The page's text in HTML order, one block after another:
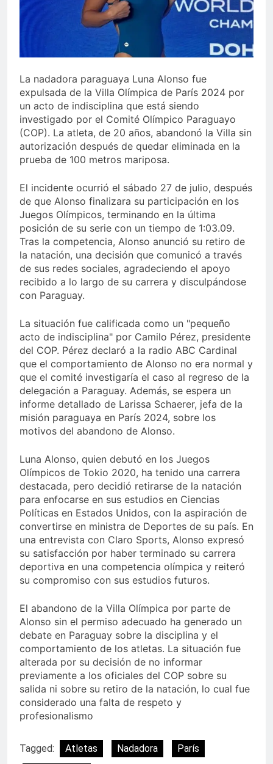
Juegos de Azar
Metro de SD amplía
horario por Juegos
Centroamericanos
4 Días Ago
La nadadora paraguaya Luna Alonso fue
expulsada de la Villa Olímpica de París 2024 por
un acto de indisciplina que está siendo
investigado por el Comité Olímpico Paraguayo
(COP). La atleta, de 20 años, abandonó la Villa sin
autorización después de quedar eliminada en la
prueba de 100 metros mariposa.
El incidente ocurrió el sábado 27 de julio, después
de que Alonso finalizara su participación en los
Juegos Olímpicos, terminando en la última
posición de su serie con un tiempo de 1:03.09.
Tras la competencia, Alonso anunció su retiro de
la natación, una decisión que comunicó a través
de sus redes sociales, agradeciendo el apoyo
recibido a lo largo de su carrera y disculpándose
con Paraguay.
La situación fue calificada como un "pequeño
acto de indisciplina" por Camilo Pérez, presidente
del COP. Pérez declaró a la radio ABC Cardinal
que el comportamiento de Alonso no era normal y
que el comité investigaría el caso al regreso de la
delegación a Paraguay. Además, se espera un
informe detallado de Larissa Schaerer, jefa de la
misión paraguaya en París 2024, sobre los
motivos del abandono de Alonso.
Luna Alonso, quien debutó en los Juegos
Olímpicos de Tokio 2020, ha tenido una carrera
destacada, pero decidió retirarse de la natación
para enfocarse en sus estudios en Ciencias
Políticas en Estados Unidos, con la aspiración de
convertirse en ministra de Deportes de su país. En
una entrevista con Claro Sports, Alonso expresó
su satisfacción por haber terminado su carrera
deportiva en una competencia olímpica y reiteró
su compromiso con sus estudios futuros.
El abandono de la Villa Olímpica por parte de
Alonso sin el permiso adecuado ha generado un
debate en Paraguay sobre la disciplina y el
comportamiento de los atletas. La situación fue
alterada por su decisión de no informar
previamente a los oficiales del COP sobre su
salida ni sobre su retiro de la natación, lo cual fue
considerado una falta de respeto y
profesionalismo
Tagged: Atletas Nadadora
París